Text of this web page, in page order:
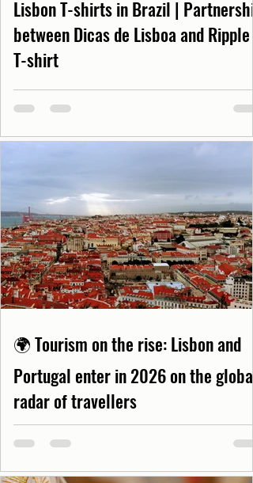
Lisbon T-shirts in Brazil | Partnership
between Dicas de Lisboa and Ripple
T-shirt
🌍 Tourism on the rise: Lisbon and
Portugal enter in 2026 on the global
radar of travellers